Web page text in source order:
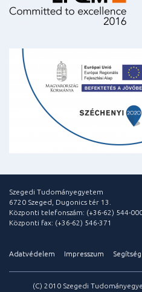
Szegedi Tudományegyetem
6720 Szeged, Dugonics tér 13.
Központi telefonszám: (+36-62) 544-
Központi fax: (+36-62) 546-371
Adatvédelem Impresszum Segítség
(C) 2010 Szegedi